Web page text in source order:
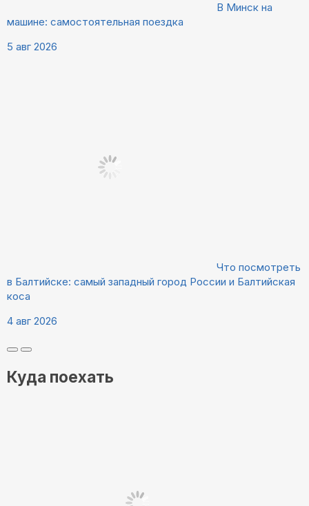
В Минск на
машине: самостоятельная поездка
5 авг 2026
Что посмотреть
в Балтийске: самый западный город России и Балтийская
коса
4 авг 2026
Куда поехать